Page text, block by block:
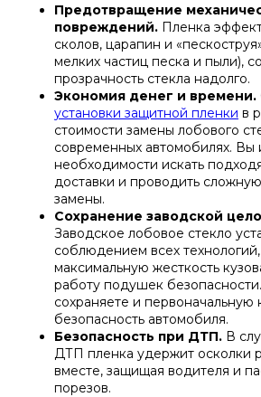
Предотвращение
повреждений. Пленка
сколов, царапин и
мелких частиц песка и пыли),
прозрачность стекла надолго.
Экономия денег и времени.
установки защитной пленки в
стоимости замены лобового
современных автомобилях. Вы
необходимости искать
доставки и проводить
замены.
Сохранение заводской
Заводское лобовое стекло
соблюдением всех технологий,
максимальную жесткость
работу подушек
сохраняете и первоначальную
безопасность автомобиля.
Безопасность при ДТП. В
ДТП пленка удержит осколки
вместе, защищая водителя и
порезов.